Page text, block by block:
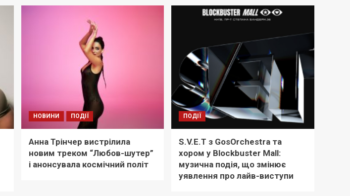
НОВИНИ ПОДІЇ
Анна Трінчер вистрілила
новим треком “Любов-шутер”
і анонсувала космічний політ
ПОДІЇ
S.V.E.T з GosOrchestra та
хором у Blockbuster Mall:
музична подія, що змінює
уявлення про лайв-виступи